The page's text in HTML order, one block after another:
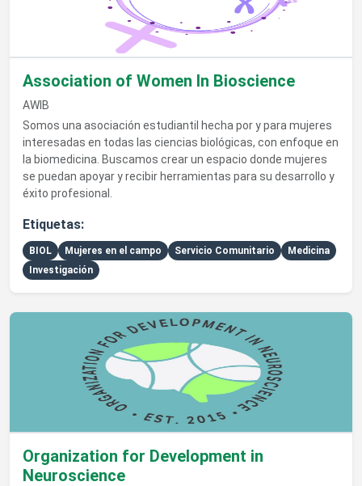
Association of Women In Bioscience
AWIB
Somos una asociación estudiantil hecha por y para mujeres
interesadas en todas las ciencias biológicas, con enfoque en
la biomedicina. Buscamos crear un espacio donde mujeres
se puedan apoyar y recibir herramientas para su desarrollo y
éxito profesional.
Etiquetas:
BIOL Mujeres en el campo Servicio Comunitario
Medicina
Investigación
Ver detalles de Organization for Development in
Organization for Development in
Neuroscience